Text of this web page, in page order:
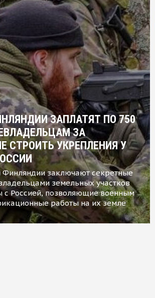
ЗАПЛАТЯТ ПО 750
ЗА
СТРОИТЬ УКРЕПЛЕНИЯ У
заключают секретные
земельных участков
с Россией, позволяющие военным
работы на их земле